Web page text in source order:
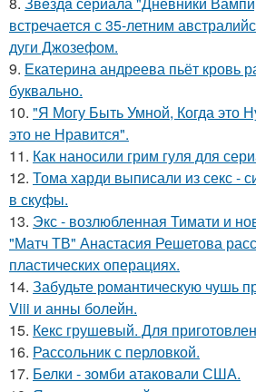
встречается с 35-летним
дуги Джозефом.
9. Екатерина андреева пьёт кровь
буквально.
10. "Я Могу Быть Умной, Когда это
это не Нравится".
11. Как наносили грим гуля для
12. Тома харди выписали из секс -
в скуфы.
13. Экс - возлюбленная Тимати и
"Матч ТВ" Анастасия Решетова
пластических операциях.
14. Забудьте романтическую чушь
Viii и анны болейн.
15. Кекс грушевый. Для
16. Рассольник с перловкой.
17. Белки - зомби атаковали США.